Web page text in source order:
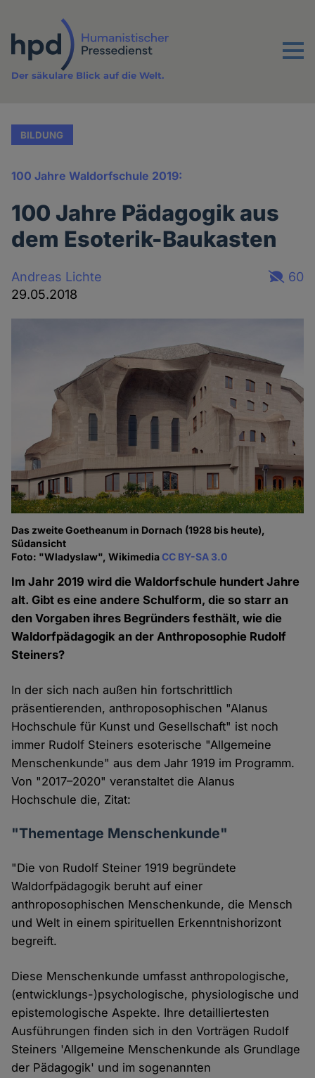
Inhalt
Menu
Der säkulare Blick auf die Welt.
BILDUNG
100 Jahre Waldorfschule 2019:
100 Jahre Pädagogik aus
dem Esoterik-Baukasten
Andreas Lichte
29.05.2018
60
Das zweite Goetheanum in Dornach (1928 bis heute),
Südansicht
Foto: "Wladyslaw", WikimediaCC BY-SA 3.0
Im Jahr 2019 wird die Waldorfschule hundert Jahre
alt. Gibt es eine andere Schulform, die so starr an
den Vorgaben ihres Begründers festhält, wie die
Waldorfpädagogik an der Anthroposophie Rudolf
Steiners?
In der sich nach außen hin fortschrittlich
präsentierenden, anthroposophischen "Alanus
Hochschule für Kunst und Gesellschaft" ist noch
immer Rudolf Steiners esoterische "Allgemeine
Menschenkunde" aus dem Jahr 1919 im Programm.
Von "2017–2020" veranstaltet die Alanus
Hochschule die, Zitat:
"Thementage Menschenkunde"
"Die von Rudolf Steiner 1919 begründete
Waldorfpädagogik beruht auf einer
anthroposophischen Menschenkunde, die Mensch
und Welt in einem spirituellen Erkenntnishorizont
begreift.
Diese Menschenkunde umfasst anthropologische,
(entwicklungs-)psychologische, physiologische und
epistemologische Aspekte. Ihre detailliertesten
Ausführungen finden sich in den Vorträgen Rudolf
Steiners 'Allgemeine Menschenkunde als Grundlage
der Pädagogik' und im sogenannten